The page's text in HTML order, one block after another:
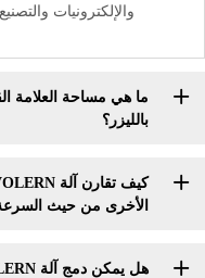
والإلكترونيات
بالليزر؟
الأخرى من حيث